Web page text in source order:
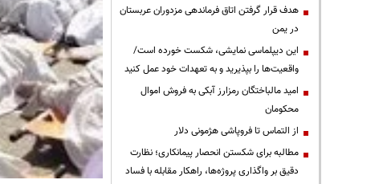
هدف قرار گرفتن اتاق‌ فرماندهی مزدوران عربستان
در یمن
این دیپلماسی نمایشی، شکست خورده است/
واقعیت‌ها را بپذیرید و به تعهدات خود عمل کنید
امید مالباختگان رمزارز آبکی به فروش اموال
محکومان
از التماس تا فروپاشی هژمونی دلار
مطالبه برای شکستن انحصار پیمانکاری؛ نظارت
دقیق بر واگذاری پروژه‌ها، راهکار مقابله با فساد